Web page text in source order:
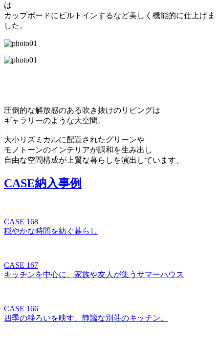
は
カップボードにビルトインするなど美しく機能的に仕上げま
した。
圧倒的な解放感のある吹き抜けのリビングは
ギャラリーのような大空間。
大小リズミカルに配置されたグリーンや
モノトーンのインテリアが調和を生み出し
自由な空間構成が上質な暮らしを演出しています。
CASE納入事例
CASE 168
穏やかな時間を紡ぐ暮らし
CASE 167
キッチンを中心に、家族や友人が集うサマーハウス
CASE 166
四季の移ろいを映す、静謐な別荘のキッチン。